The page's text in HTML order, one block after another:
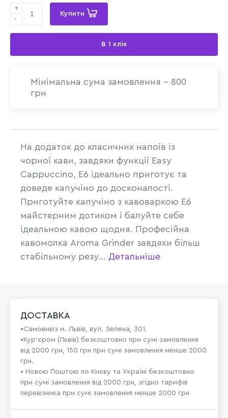
+
-
Купити
В 1 клік
Мінімальна сума замовлення - 800
грн
На додаток до класичних напоїв із
чорної кави, завдяки функції Easy
Cappuccino, Е6 ідеально приготує та
доведе капучіно до досконалості.
Приготуйте капучіно з кавоваркою Е6
майстерним дотиком і балуйте себе
ідеальною кавою щодня. Професійна
кавомолка Aroma Grinder завдяки більш
стабільному резу... Детальніше
ДОСТАВКА
•Самовивіз м. Львів, вул. Зелена, 301.
•Кур'єром (Львів) безкоштовно при сумі замовлення
від 2000 грн, 150 грн при сумі замовлення менше 2000
грн.
• Новою Поштою по Києву та Україні безкоштовно
при сумі замовлення від 2000 грн, згідно тарифів
перевізника при сумі замовлення менше 2000 грн